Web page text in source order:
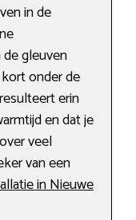
in de
gleuven
onder de
erin
en dat je
veel
van een
in Nieuwe